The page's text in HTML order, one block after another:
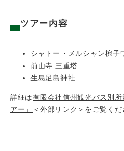
ツアー内容
シャトー・メルシャン椀子
前山寺 三重塔
生島足島神社
詳細は有限会社信州観光バス別
アー」
＜外部リンク＞ をご覧くだ